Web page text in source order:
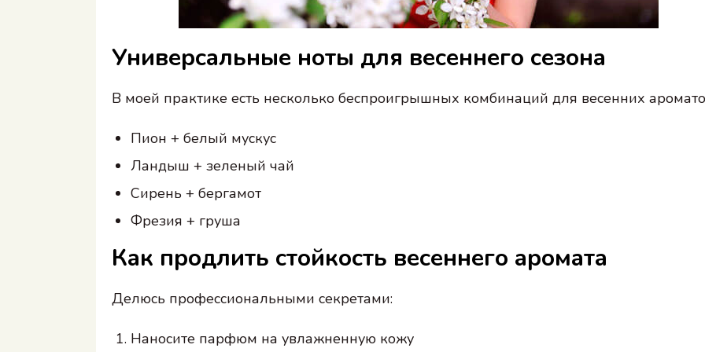
Универсальные ноты для весеннего сезона
В моей практике есть несколько беспроигрышных комбинаций для весенних
Пион + белый мускус
Ландыш + зеленый чай
Сирень + бергамот
Фрезия + груша
Как продлить стойкость весеннего аромата
Делюсь профессиональными секретами:
Наносите парфюм на увлажненную кожу